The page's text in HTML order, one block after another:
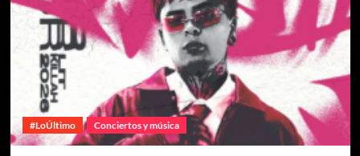
#LoÚltimo Conciertos y música